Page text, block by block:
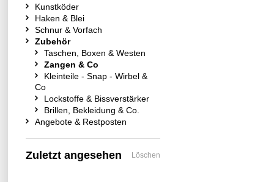
Kunstköder
Haken & Blei
Schnur & Vorfach
Zubehör
Taschen, Boxen & Westen
Zangen & Co
Kleinteile - Snap - Wirbel &
Co
Lockstoffe & Bissverstärker
Brillen, Bekleidung & Co.
Angebote & Restposten
Zuletzt angesehen Löschen